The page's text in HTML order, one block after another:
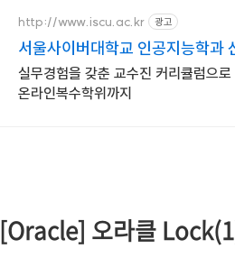
http://www.iscu.ac.kr 광고
서울사이버대학교 인공지능학
실무경험을 갖춘 교수진 커리큘럼으
온라인복수학위까지
[Oracle] 오라클